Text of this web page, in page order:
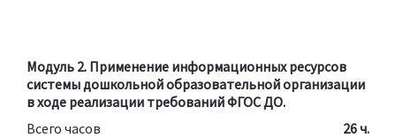
Модуль 2. Применение информационных ресурсов
системы дошкольной образовательной организации
в ходе реализации требований ФГОС ДО.
Всего часов
26 ч.